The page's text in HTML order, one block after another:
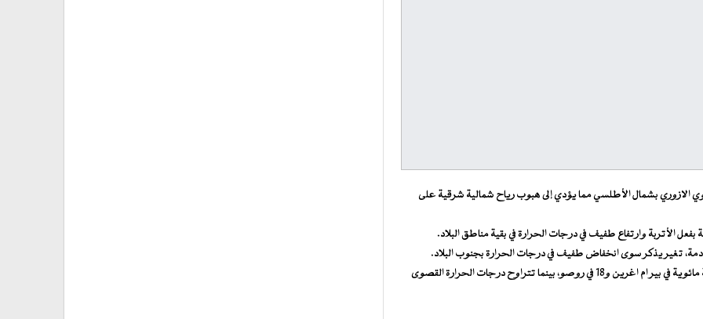
الازوري بشمال الأطلسي مما يؤدي إلى هبوب رياح شمالية شرقية على
الأتربة وارتفاع طفيف في درجات الحرارة في بقية مناطق البلاد.
تغير يذكر سوى انخفاض طفيف في درجات الحرارة بجنوب البلاد.
أما درجات الحرارة ليوم غد الأربعاء، فستتراوح الدنيا بين 10 درجة مائوية في بير ام اغرين و18 في روصو، بينما تتراوح درجات الحرارة القصوى